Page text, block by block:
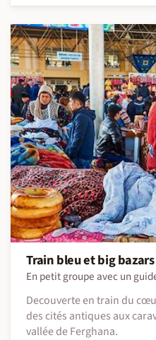
Train bleu et big bazars
En petit groupe avec un
Decouverte en train du
des cités antiques aux
vallée de Ferghana.